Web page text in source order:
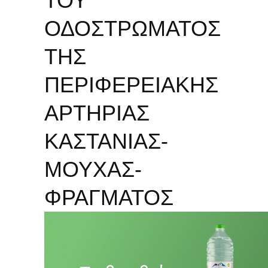
ΟΔΟΣΤΡΩΜΑΤΟΣ
ΤΗΣ
ΠΕΡΙΦΕΡΕΙΑΚΗΣ
ΑΡΤΗΡΙΑΣ
ΚΑΣΤΑΝΙΑΣ-
ΜΟΥΧΑΣ-
ΦΡΑΓΜΑΤΟΣ